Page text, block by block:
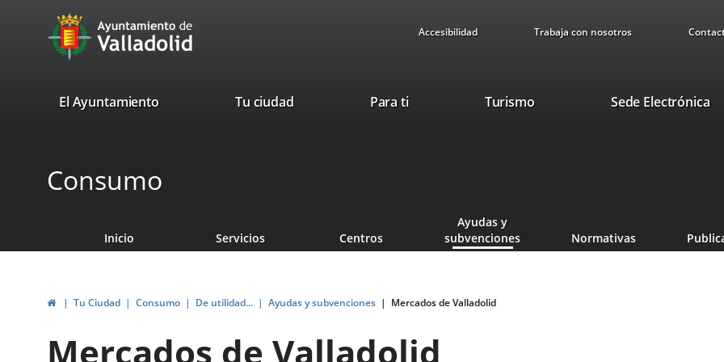
Portal
Web
Ayuntamiento
Valladolid
Accesibilidad Trabaja con nosotros
valladolid.es
El Ayuntamiento Tu ciudad Para ti TurismoEste
Sede Electrónica
Consumo
Inicio Servicios Centros
Ayudas y
subvenciones
Normativas
InicioTu Ciudad Consumo De utilidad... Ayudas y subvenciones Mercados de Valladolid
Mercados de Valladolid